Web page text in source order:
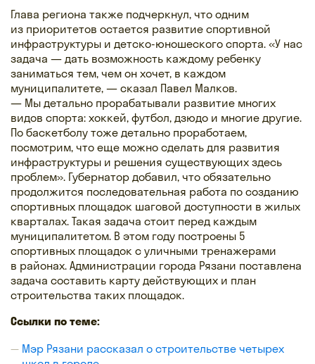
Глава региона также подчеркнул, что одним
из приоритетов остается развитие спортивной
инфраструктуры и детско-юношеского спорта. «У нас
задача — дать возможность каждому ребенку
заниматься тем, чем он хочет, в каждом
муниципалитете, — сказал Павел Малков.
— Мы детально прорабатывали развитие многих
видов спорта: хоккей, футбол, дзюдо и многие другие.
По баскетболу тоже детально проработаем,
посмотрим, что еще можно сделать для развития
инфраструктуры и решения существующих здесь
проблем». Губернатор добавил, что обязательно
продолжится последовательная работа по созданию
спортивных площадок шаговой доступности в жилых
кварталах. Такая задача стоит перед каждым
муниципалитетом. В этом году построены 5
спортивных площадок с уличными тренажерами
в районах. Администрации города Рязани поставлена
задача составить карту действующих и план
строительства таких площадок.
Ссылки по теме:
Мэр Рязани рассказал о строительстве четырех